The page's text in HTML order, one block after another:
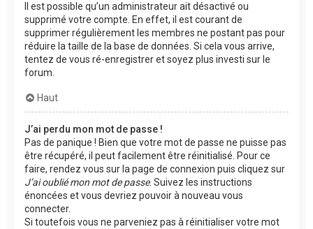
Il est possible qu’un administrateur ait désactivé ou
supprimé votre compte. En effet, il est courant de
supprimer régulièrement les membres ne postant pas pour
réduire la taille de la base de données. Si cela vous arrive,
tentez de vous ré-enregistrer et soyez plus investi sur le
forum.
Haut
J’ai perdu mon mot de passe !
Pas de panique ! Bien que votre mot de passe ne puisse pas
être récupéré, il peut facilement être réinitialisé. Pour ce
faire, rendez vous sur la page de connexion puis cliquez sur
J’ai oublié mon mot de passe. Suivez les instructions
énoncées et vous devriez pouvoir à nouveau vous
connecter.
Si toutefois vous ne parveniez pas à réinitialiser votre mot